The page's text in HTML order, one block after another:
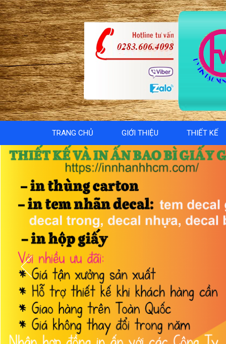
TRANG CHỦ GIỚI THIỆU THIẾT KẾ